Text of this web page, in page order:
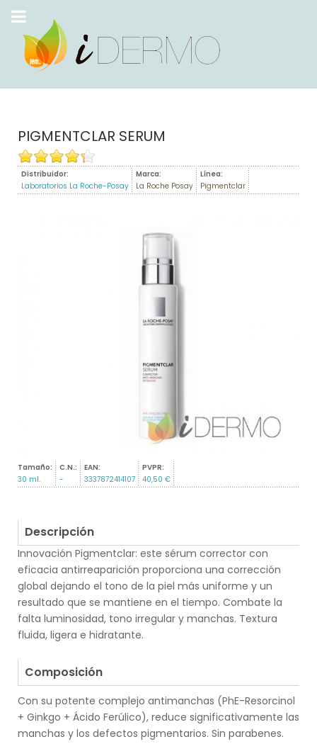
PIGMENTCLAR SERUM
Distribuidor:
Laboratorios La Roche-Posay
Marca:
La Roche Posay
Línea:
Pigmentclar
Tamaño:
30 ml.
C.N.:
-
EAN:
3337872414107
PVPR:
40,50 €
Descripción
Innovación Pigmentclar: este sérum corrector con
eficacia antirreaparición proporciona una corrección
global dejando el tono de la piel más uniforme y un
resultado que se mantiene en el tiempo. Combate la
falta luminosidad, tono irregular y manchas. Textura
fluida, ligera e hidratante.
Composición
Con su potente complejo antimanchas (PhE-Resorcinol
+ Ginkgo + Ácido Ferúlico), reduce significativamente las
manchas y los defectos pigmentarios. Sin parabenes.